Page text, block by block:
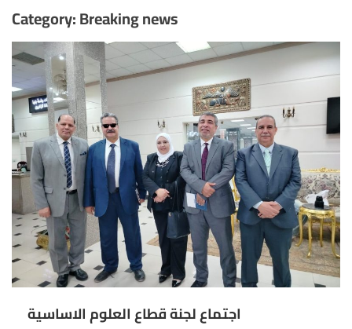
Category:Breaking news
اجتماع لجنة قطاع العلوم الاساسية